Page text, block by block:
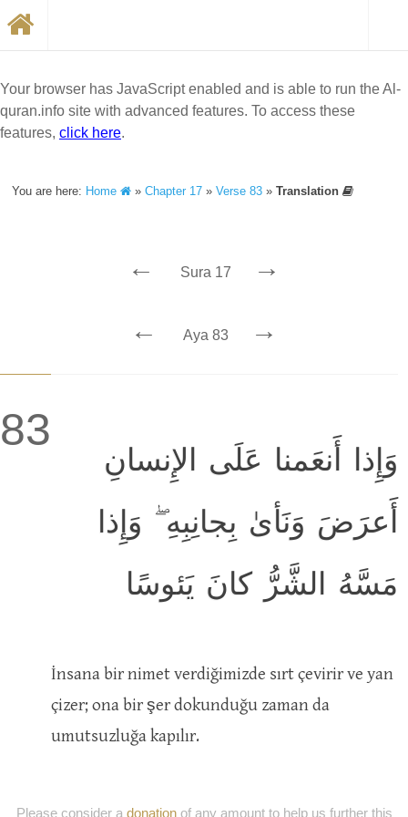
Your browser has JavaScript enabled and is able to run the Al-
quran.info site with advanced features. To access these
features, click here.
You are here: Home »Chapter 17 »Verse 83 »Translation
← Sura 17 →
← Aya 83 →
83
وَإِذا أَنعَمنا عَلَى الإِنسانِ
أَعرَضَ وَنَأىٰ بِجانِبِهِ ۖ وَإِذا
مَسَّهُ الشَّرُّ كانَ يَئوسًا
İnsana bir nimet verdiğimizde sırt çevirir ve yan
çizer; ona bir şer dokunduğu zaman da
umutsuzluğa kapılır.
Please consider a donationof any amount to help us further this